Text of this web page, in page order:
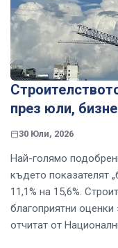
през юли,
30 Юли, 2026
Най-голямо
където показателят
11,1% на 15,6%.
благоприятни
отчитат от